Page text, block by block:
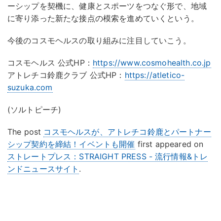
ーシップを契機に、健康とスポーツをつなぐ形で、地域
に寄り添った新たな接点の模索を進めていくという。
今後のコスモヘルスの取り組みに注目していこう。
コスモヘルス 公式HP： https://www.cosmohealth.co.jp
アトレチコ鈴鹿クラブ 公式HP： https://atletico-
suzuka.com
(ソルトピーチ)
The post コスモヘルスが、アトレチコ鈴鹿とパートナー
シップ契約を締結！イベントも開催 first appeared on
ストレートプレス：STRAIGHT PRESS - 流行情報&トレ
ンドニュースサイト .